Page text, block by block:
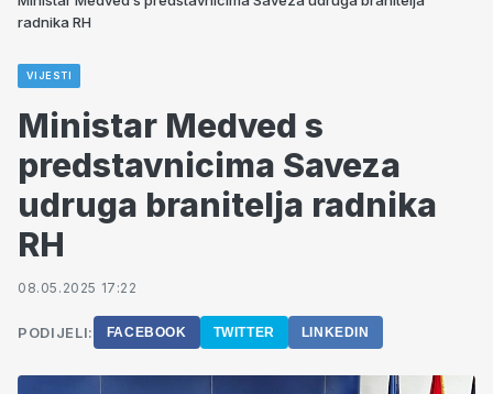
radnika RH
VIJESTI
Ministar Medved s
predstavnicima Saveza
udruga branitelja radnika
RH
08.05.2025 17:22
PODIJELI: FACEBOOK TWITTER LINKEDIN